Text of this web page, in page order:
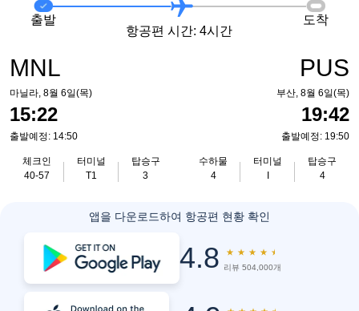
MNL
마닐라, 8월 6일(목)
15:22
출발예정: 14:50
체크인
40-57
터미널
T1
탑승구
3
출발
항공편 시간: 4시간
도착
PUS
부산, 8월 6일(목)
19:42
출발예정: 19:50
수하물
4
터미널
탑승구
4
앱을 다운로드하여 항공편 현황 확인
4.8 ★ ★ ★ ★ ★
리뷰 504,000개